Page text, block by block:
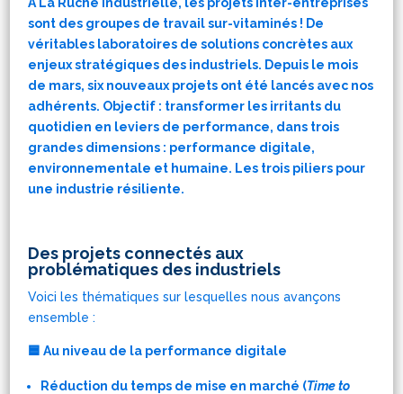
sont des groupes de travail sur-vitaminés ! De
véritables laboratoires de solutions concrètes aux
enjeux stratégiques des industriels. Depuis le mois
de mars, six nouveaux projets ont été lancés avec nos
adhérents. Objectif : transformer les irritants du
quotidien en leviers de performance, dans trois
grandes dimensions : performance digitale,
environnementale et humaine. Les trois piliers pour
une industrie résiliente.
Des projets connectés aux
problématiques des industriels
Voici les thématiques sur lesquelles nous avançons
ensemble :
🟦 Au niveau de la performance digitale
Réduction du temps de mise en marché (Time to